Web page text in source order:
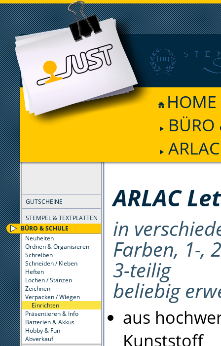
HOME
BÜRO
GUTSCHEINE
STEMPEL & TEXTPLATTEN
BÜRO & SCHULE
Neuheiten
Ordnen & Organisieren
Schreiben
Schneiden / Kleben
Heften
Lochen / Stanzen
Zeichnen
Verpacken / Wiegen
Einrichten
Präsentieren & Info
Batterien & Akkus
Hobby & Fun
Abverkauf
ARLAC
in
Farben, 1-,
3-teilig
beliebig
aus
Kunststoff